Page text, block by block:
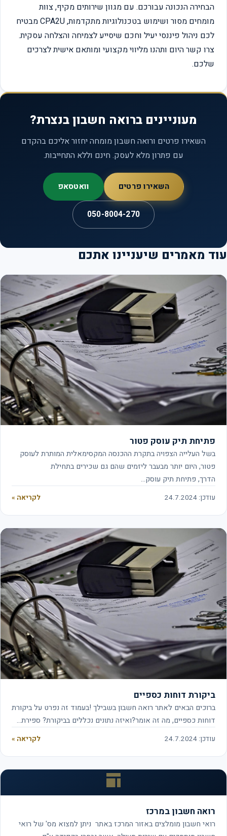
הבחירה הנכונה עבורכם. עם מגוון שירותים מקיף, צוות
מומחים מסור ושימוש בטכנולוגיות מתקדמות, CPA2U מבטיח
לכם ניהול פיננסי יעיל וחכם שיסייע לצמיחה והצלחה עסקית.
צרו קשר היום ותהנו מליווי מקצועי ומותאם אישית לצרכים
שלכם.
מעוניינים ברואה חשבון בנצרת?
השאירו פרטים ורואה חשבון מומחה יחזור אליכם בהקדם
עם פתרון מלא לעסק. חינם וללא התחייבות.
השאירו פרטים וואטסאפ
050-8004-270
מאמרים שיעניינו אתכם
פתיחת תיק עוסק פטור
בשל העלייה הצפויה בתקרת ההכנסה המקסימאלית המותרת לעוסק
פטור, היום יותר מבעבר ליזמים שהם גם שכירים בתחילת
הדרך, פתיחת תיק עוסק…
עודכן: 24.7.2024 לקריאה »
ביקורת דוחות כספיים
ברוכים הבאים לאתר רואה חשבון בשבילך !בעמוד זה נפרט על ביקורת
דוחות כספיים, מה זה אומר?ואיזה נתונים נכללים בביקורת? ספירת…
עודכן: 24.7.2024 לקריאה »
רואה חשבון במרכז
רואי חשבון מומלצים באזור המרכז באתר ניתן למצוא מס' של רואי